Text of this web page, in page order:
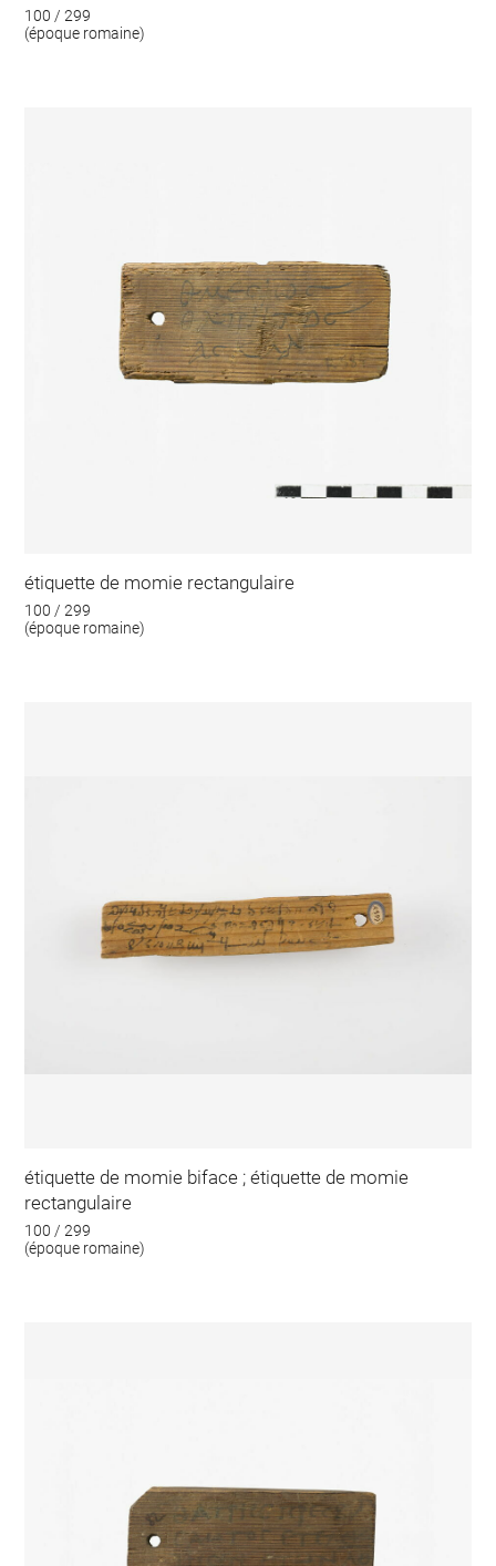
100 / 299
(époque romaine)
étiquette de momie rectangulaire
100 / 299
(époque romaine)
étiquette de momie biface ; étiquette de momie
rectangulaire
100 / 299
(époque romaine)